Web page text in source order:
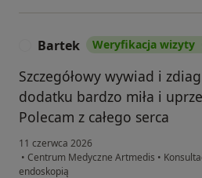
Bartek Weryfikacja wizyty
Szczegółowy wywiad i
dodatku bardzo miła i
Polecam z całego serca
11 czerwca 2026
• Centrum Medyczne Artmedis •
endoskopią